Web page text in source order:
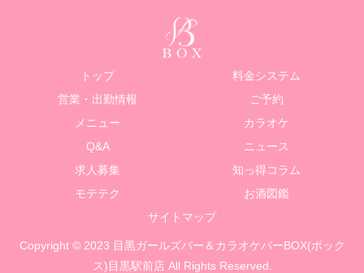
トップ
料金システム
営業・出勤情報
ご予約
メニュー
カラオケ
Q&A
ニュース
求人募集
知っ得コラム
モテテク
お酒図鑑
サイトマップ
Copyright © 2023 目黒ガールズバー＆カラオケバーBOX(ボック
ス)目黒駅前店 All Rights Reserved.